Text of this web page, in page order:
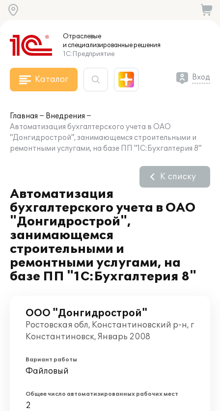
Отраслевые
и специализированныерешения
1С:Предприятие
Каталог Вход
Главная
Внедрения
Автоматизация бухгалтерского учета в ОАО
"Донгидрострой", занимающемся строительными и
ремонтными услугами, на базе ПП "1С:Бухгалтерия 8"
Автоматизация
бухгалтерского учета в ОАО
"Донгидрострой",
занимающемся
строительными и
ремонтными услугами, на
базе ПП "1С:Бухгалтерия 8"
К списку
ООО "Донгидрострой"
Ростовская обл, Константиновский р-н, г
Константиновск, Январь 2008
Вариант работы
Файловый
Общее число автоматизированных рабочих мест
2